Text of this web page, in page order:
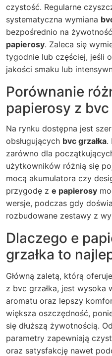
czystość. Regularne
systematyczna wymiana
bezpośrednio na
papierosy. Zaleca się
tygodnie lub częściej, jeśli
jakości smaku lub
Porównanie
papierosy z bvc
Na rynku dostępna jest
obsługujących bvc grzałka.
zarówno dla
użytkowników różnią się
mocą akumulatora czy
przygodę z e papierosy
wersje, podczas gdy
rozbudowane zestawy z
Dlaczego e
grzałka to
Główną zaletą, którą oferuje
z bvc grzałka, jest wysoka
aromatu oraz lepszy
większa oszczędność,
się dłuższą żywotnością.
parametry zapewniają
oraz satysfakcję nawet